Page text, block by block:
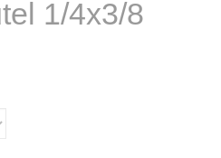
1/4x3/8